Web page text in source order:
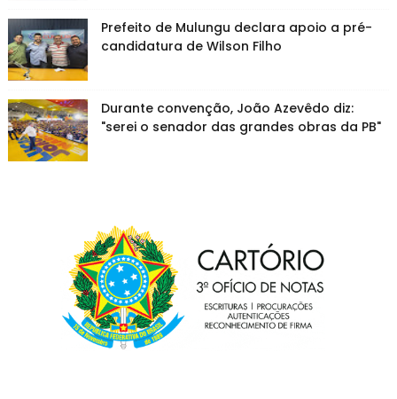
Prefeito de Mulungu declara apoio a pré-
candidatura de Wilson Filho
Durante convenção, João Azevêdo diz:
"serei o senador das grandes obras da PB"